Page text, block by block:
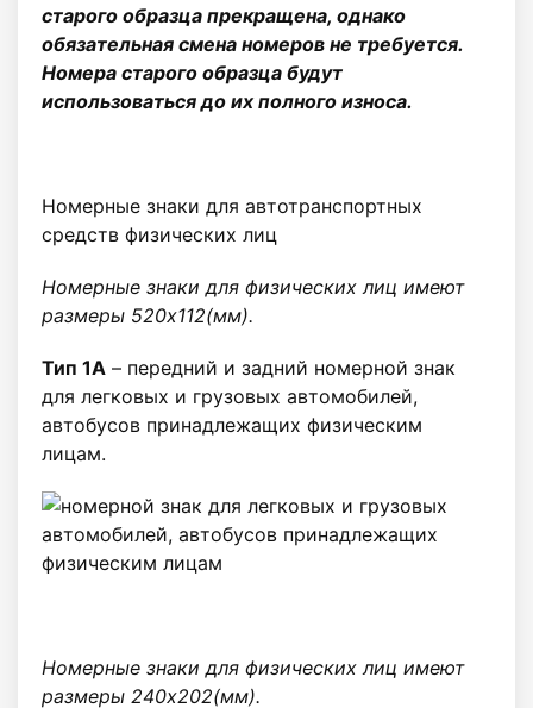
старого образца прекращена, однако
обязательная смена номеров не требуется.
Номера старого образца будут
использоваться до их полного износа.
Номерные знаки для автотранспортных
средств физических лиц
Номерные знаки для физических лиц имеют
размеры 520х112(мм).
Тип 1А – передний и задний номерной знак
для легковых и грузовых автомобилей,
автобусов принадлежащих физическим
лицам.
Номерные знаки для физических лиц имеют
размеры 240х202(мм).